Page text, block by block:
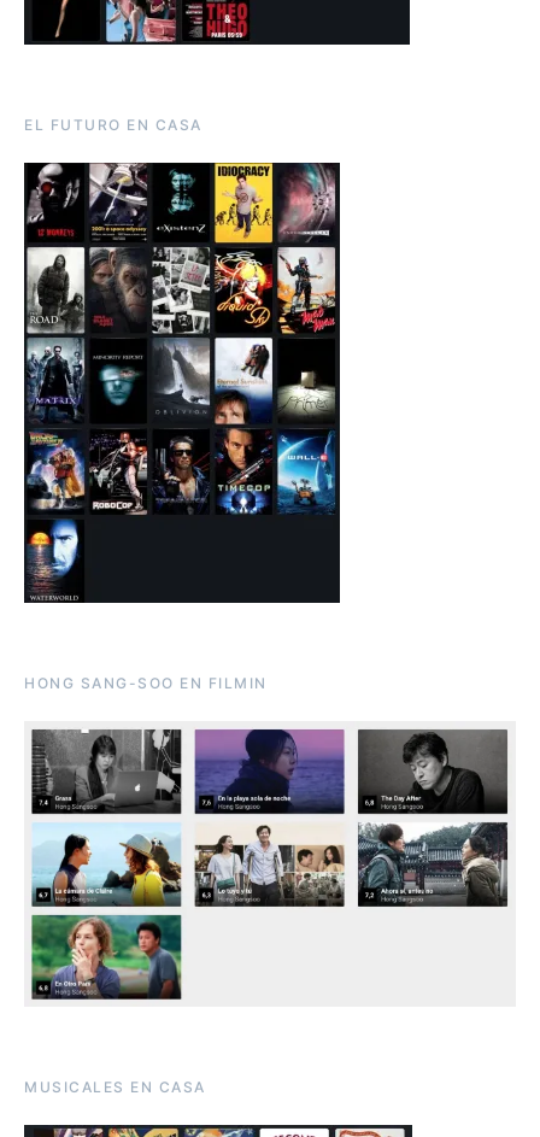
EL FUTURO EN CASA
HONG SANG-SOO EN FILMIN
MUSICALES EN CASA